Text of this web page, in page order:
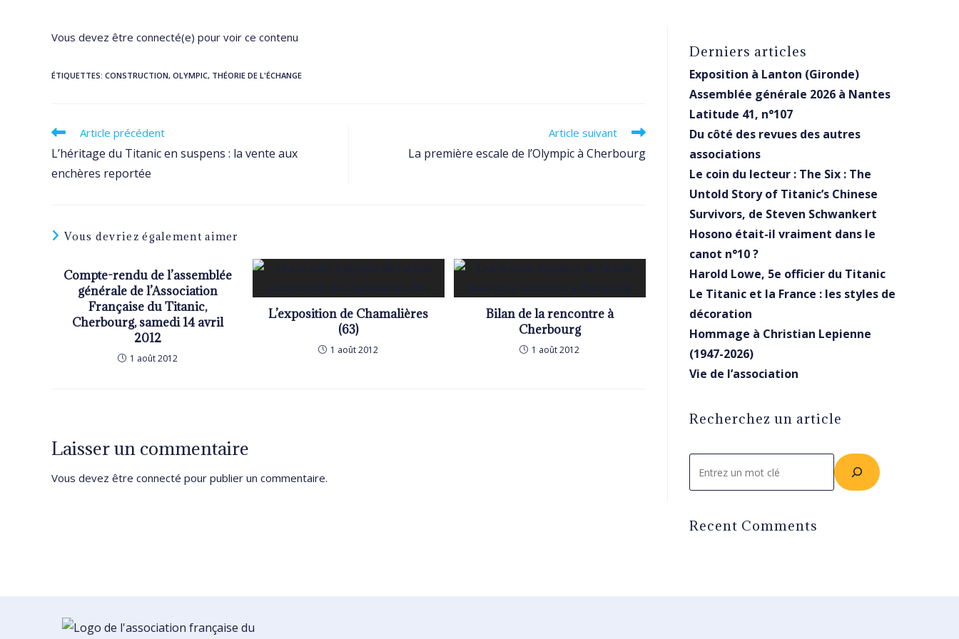
Vous devez être connecté(e) pour voir ce contenu
ÉTIQUETTES: CONSTRUCTION, OLYMPIC, THÉORIE DE L'ÉCHANGE
Read
articles
Article précédent
L’héritage du Titanic en suspens : la vente aux
enchères reportée
Article suivant
La première escale de l’Olympic à Cherbourg
Vous devriez également aimer
Compte-rendu de l’assemblée
générale de l’Association
Française du Titanic,
Cherbourg, samedi 14 avril
2012
1 août 2012
L’exposition de Chamalières
(63)
1 août 2012
Bilan de la rencontre à
Cherbourg
1 août 2012
Laisser un commentaire
Vous devez être connecté pour publier un commentaire.
Derniers articles
Exposition à Lanton (Gironde)
Assemblée générale 2026 à Nantes
Latitude 41, n°107
Du côté des revues des autres
associations
Le coin du lecteur : The Six : The
Untold Story of Titanic’s Chinese
Survivors, de Steven Schwankert
Hosono était-il vraiment dans le
canot n°10 ?
Harold Lowe, 5e officier du Titanic
Le Titanic et la France : les styles de
décoration
Hommage à Christian Lepienne
(1947-2026)
Vie de l’association
Recherchez un article
Recent Comments